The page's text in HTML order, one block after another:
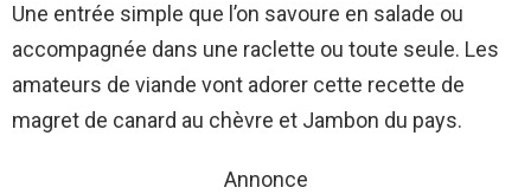
Une entrée simple que l’on savoure en salade ou
accompagnée dans une raclette ou toute seule. Les
amateurs de viande vont adorer cette recette de
magret de canard au chèvre et Jambon du pays.
Annonce